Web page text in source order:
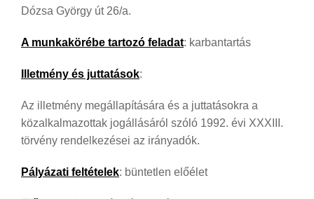
Dózsa György út 26/a.
A munkakörébe tartozó feladat: karbantartás
Illetmény és juttatások:
Az illetmény megállapítására és a juttatásokra a
közalkalmazottak jogállásáról szóló 1992. évi XXXIII.
törvény rendelkezései az irányadók.
Pályázati feltételek: büntetlen előélet